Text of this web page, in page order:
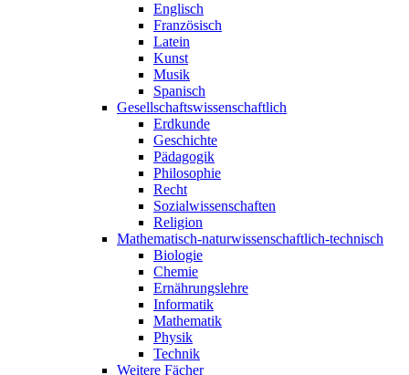
Englisch
Französisch
Latein
Kunst
Musik
Spanisch
Gesellschaftswissenschaftlich
Erdkunde
Geschichte
Pädagogik
Philosophie
Recht
Sozialwissenschaften
Religion
Mathematisch-naturwissenschaftlich-technisch
Biologie
Chemie
Ernährungslehre
Informatik
Mathematik
Physik
Technik
Weitere Fächer